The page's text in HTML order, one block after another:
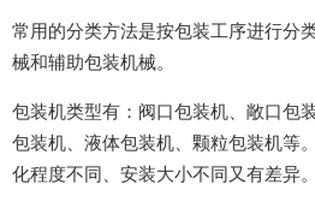
常用的分类方法是按包装工序进行分
械和辅助包装机械。
包装机类型有：阀口包装机、敞口包
包装机、液体包装机、颗粒包装机等
化程度不同、安装大小不同又有差异。